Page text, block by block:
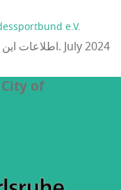
e.V.
اطلاعات این رویداد به روز شد: 31. July 2024
of